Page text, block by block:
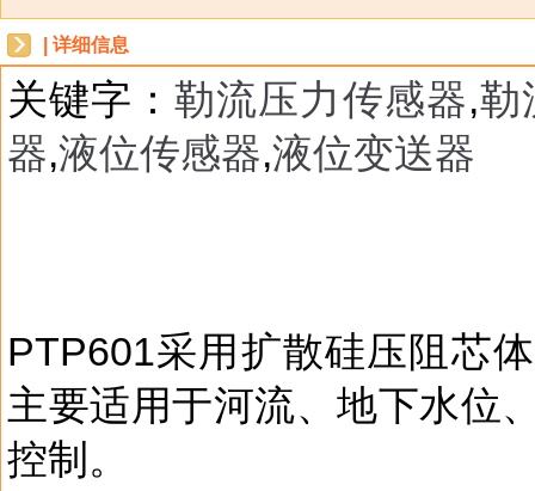
| 详细信息
关键字：勒流压力传感器,勒
器,液位传感器,液位变送器
PTP601采用扩散硅压阻芯
主要适用于河流、地下水位
控制。